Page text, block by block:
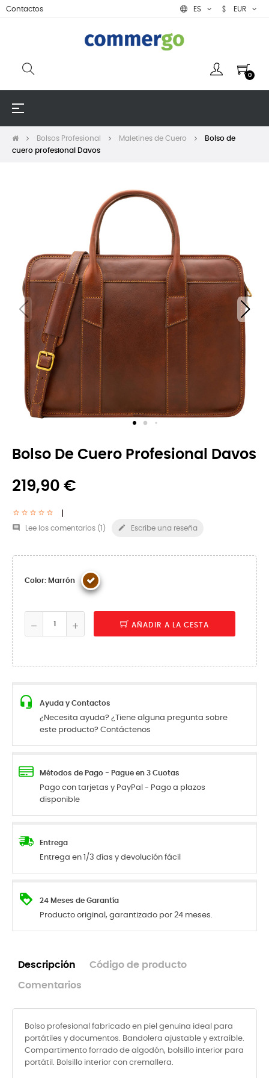
Contactos ES EUR
0
Navegación
☰
Bolsos Profesional Maletines de Cuero
Bolso de
cuero profesional Davos
Bolso De Cuero Profesional Davos
219,90 €
 Lee los comentarios (1 )  Escribe una reseña
Color: Marrón
AÑADIR A LA CESTA
Ayuda y Contactos
¿Necesita ayuda? ¿Tiene alguna pregunta sobre
este producto? Contáctenos
Métodos de Pago - Pague en 3 Cuotas
Pago con tarjetas y PayPal - Pago a plazos
disponible
Entrega
Entrega en 1/3 días y devolución fácil
24 Meses de Garantía
Producto original, garantizado por 24 meses.
Descripción Código de producto
Comentarios
Bolso profesional fabricado en piel genuina ideal para
portátiles y documentos. Bandolera ajustable y extraíble.
Compartimento forrado de algodón, bolsillo interior para
portátil. Bolsillo interior con cremallera.